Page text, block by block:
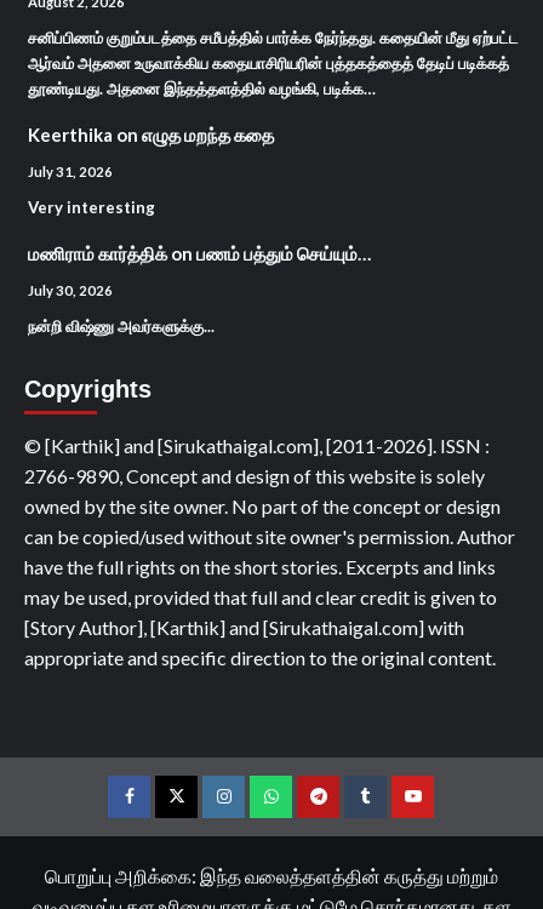
சனிப்பிணம் குறும்படத்தை சமீபத்தில் பார்க்க நேர்ந்தது. கதையின் மீது ஏற்பட்ட
ஆர்வம் அதனை உருவாக்கிய கதையாசிரியரின் புத்தகத்தைத் தேடிப் படிக்கத்
தூண்டியது. அதனை இந்தத்தளத்தில் வழங்கி, படிக்க…
Keerthika on எழுத மறந்த கதை
July 31, 2026
Very interesting
மணிராம் கார்த்திக்on பணம் பத்தும் செய்யும்…
July 30, 2026
நன்றி விஷ்ணு அவர்களுக்கு...
Copyrights
© [Karthik] and [Sirukathaigal.com], [2011-2026]. ISSN :
2766-9890, Concept and design of this website is solely
owned by the site owner. No part of the concept or design
can be copied/used without site owner's permission. Author
have the full rights on the short stories. Excerpts and links
may be used, provided that full and clear credit is given to
[Story Author], [Karthik] and [Sirukathaigal.com] with
appropriate and specific direction to the original content.
FacebookTwitterInstagramWhatsappTelegramTumblrYouTube
பொறுப்பு அறிக்கை: இந்த வலைத்தளத்தின் கருத்து மற்றும்